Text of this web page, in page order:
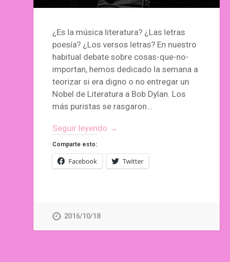
¿Es la música literatura? ¿Las letras
poesía? ¿Los versos letras? En nuestro
habitual debate sobre cosas-que-no-
importan, hemos dedicado la semana a
teorizar si era digno o no entregar un
Nobel de Literatura a Bob Dylan. Los
más puristas se rasgaron…
Seguir leyendo →
Comparte esto:
Facebook Twitter
2016/10/18